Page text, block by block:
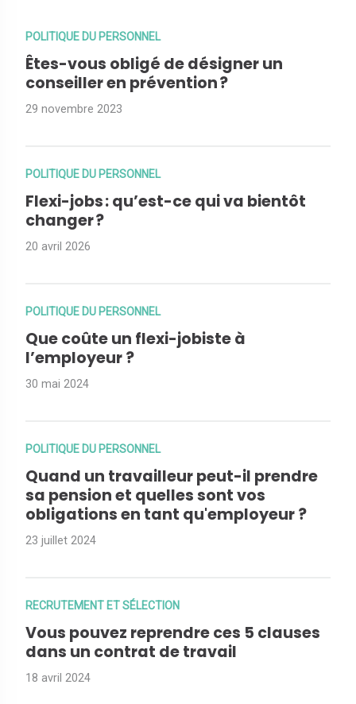
POLITIQUE DU PERSONNEL
Êtes-vous obligé de désigner un
conseiller en prévention ?
29 novembre 2023
POLITIQUE DU PERSONNEL
Flexi-jobs : qu’est-ce qui va bientôt
changer ?
20 avril 2026
POLITIQUE DU PERSONNEL
Que coûte un flexi-jobiste à
l’employeur ?
30 mai 2024
POLITIQUE DU PERSONNEL
Quand un travailleur peut-il prendre
sa pension et quelles sont vos
obligations en tant qu'employeur ?
23 juillet 2024
RECRUTEMENT ET SÉLECTION
Vous pouvez reprendre ces 5 clauses
dans un contrat de travail
18 avril 2024